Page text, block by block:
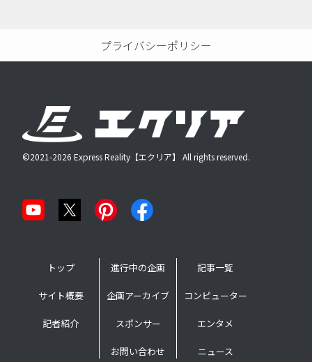
プライバシーポリシー
©2021-2026 Express Reality【エクリア】 All rights reserved.
トップ
サイト概要
記者紹介
進行中の企画
企画アーカイブ
スポンサー
お問い合わせ
記事一覧
コンピューター
エンタメ
ニュース